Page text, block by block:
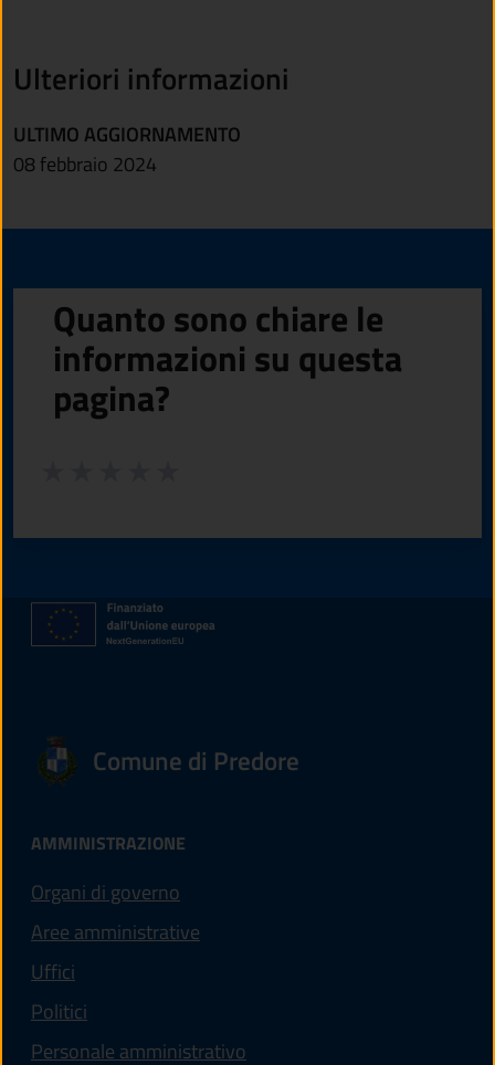
Ulteriori informazioni
ULTIMO AGGIORNAMENTO
08 febbraio 2024
Quanto sono chiare le
informazioni su questa
pagina?
Comune di Predore
AMMINISTRAZIONE
Organi di governo
Aree amministrative
Uffici
Politici
Personale amministrativo